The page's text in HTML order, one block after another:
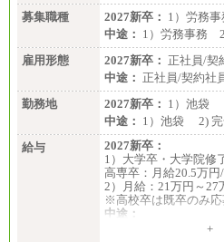
募集職種
2027新卒： 1）労務
中途： 1）労務事務
雇用形態
2027新卒： 正社員/契
中途： 正社員/契約社
勤務地
2027新卒： 1）池袋
中途： 1）池袋 2)
給与
2027新卒：
1）大学卒・大学院修
高専卒：月給20.5万
2）月給：21万円～27
※高校卒は既卒のみ応
中途：
1）月給：21万円～25
+